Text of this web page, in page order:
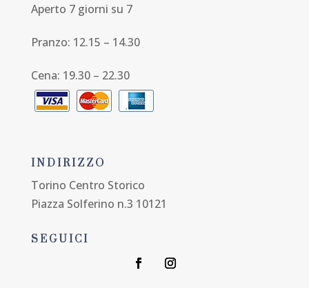
Aperto 7 giorni su 7
Pranzo: 12.15 – 14.30
Cena: 19.30 – 22.30
INDIRIZZO
Torino Centro Storico
Piazza Solferino n.3 10121
SEGUICI